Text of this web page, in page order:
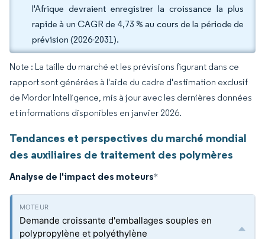
l'Afrique devraient enregistrer la croissance la plus
rapide à un CAGR de 4,73 % au cours de la période de
prévision (2026-2031).
Note : La taille du marché et les prévisions figurant dans ce
rapport sont générées à l'aide du cadre d'estimation exclusif
de Mordor Intelligence, mis à jour avec les dernières données
et informations disponibles en janvier 2026.
Tendances et perspectives du marché mondial
des auxiliaires de traitement des polymères
Analyse de l'impact des moteurs*
Demande croissante d'emballages souples en
polypropylène et polyéthylène